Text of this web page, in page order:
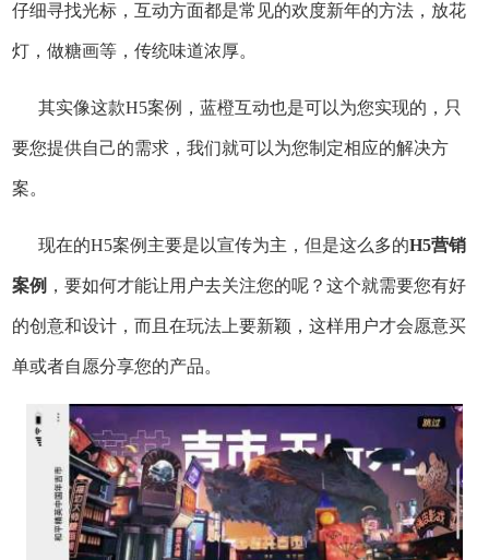
仔细寻找光标，互动方面都是常见的欢度新年的方法，放花
灯，做糖画等，传统味道浓厚。
其实像这款H5案例，蓝橙互动也是可以为您实现的，只
要您提供自己的需求，我们就可以为您制定相应的解决方
案。
现在的H5案例主要是以宣传为主，但是这么多的H5营销
案例 ，要如何才能让用户去关注您的呢？这个就需要您有好
的创意和设计，而且在玩法上要新颖，这样用户才会愿意买
单或者自愿分享您的产品。